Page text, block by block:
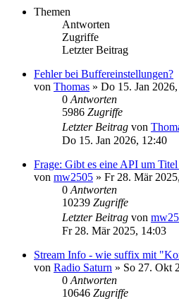
Themen
Antworten
Zugriffe
Letzter Beitrag
Fehler bei Buffereinstellungen?
von Thomas » Do 15. Jan
0 Antworten
5986 Zugriffe
Letzter Beitrag von
Do 15. Jan 2026, 12:40
Frage: Gibt es eine API um Titel
von mw2505 » Fr 28. Mär
0 Antworten
10239 Zugriffe
Letzter Beitrag von
Fr 28. Mär 2025, 14:03
Stream Info - wie suffix mit
von Radio Saturn » So 27. Okt
0 Antworten
10646 Zugriffe